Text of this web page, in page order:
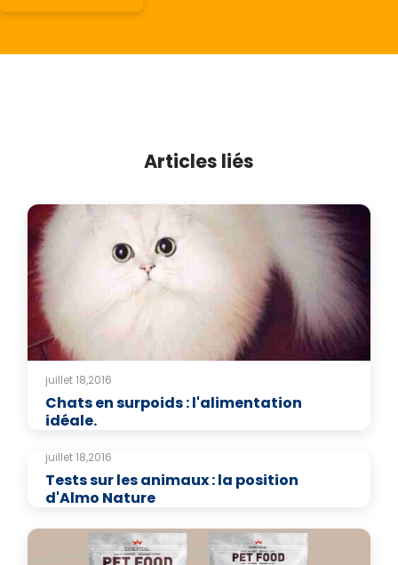
Articles liés
juillet 18,2016
Chats en surpoids : l'alimentation
idéale.
juillet 18,2016
Tests sur les animaux : la position
d'Almo Nature